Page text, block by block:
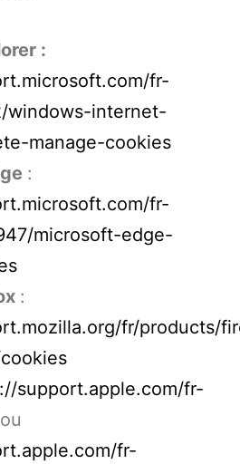
:
fr-
windows-internet-
manage-cookies
:
fr-
microsoft-edge-
:
fr/products/
support.apple.com/fr-
ou
fr-